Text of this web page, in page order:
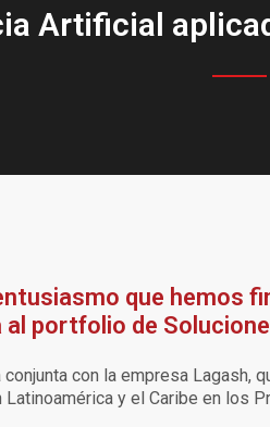
Artificial
que hemos
portfolio de
con la empresa Lagash,
Latinoamérica y el Caribe en los